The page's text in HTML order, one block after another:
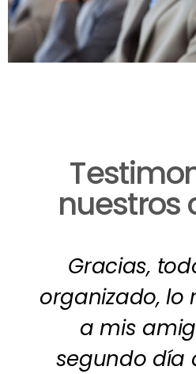
nuestros
Gracias,
organizado, lo
a mis
segundo día